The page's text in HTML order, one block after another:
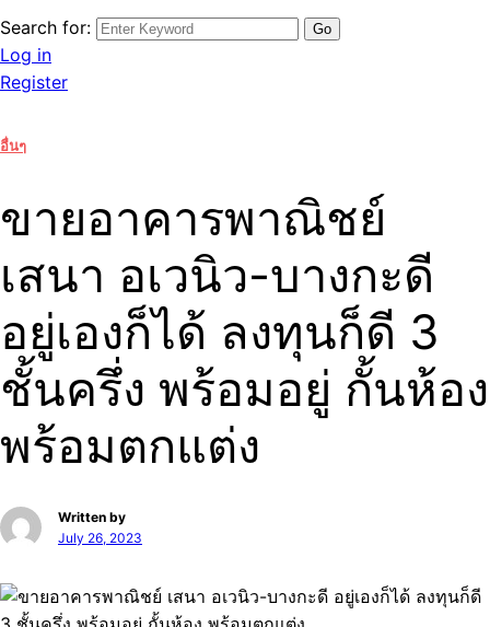
Search for:
Log in
Register
อื่นๆ
ขายอาคารพาณิชย์
เสนา อเวนิว-บางกะดี
อยู่เองก็ได้ ลงทุนก็ดี 3
ชั้นครึ่ง พร้อมอยู่ กั้นห้อง
พร้อมตกแต่ง
Written by
July 26, 2023